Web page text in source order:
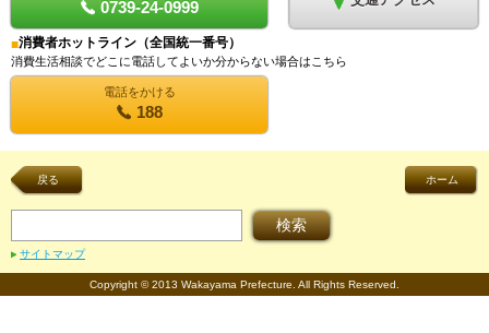
0739-24-0999
■消費者ホットライン（全国統一番号）
消費生活相談でどこに電話してよいか分からない場合はこちら
電話をかける
188
戻る ホーム
サイトマップ
Copyright © 2013 Wakayama Prefecture. All Rights Reserved.